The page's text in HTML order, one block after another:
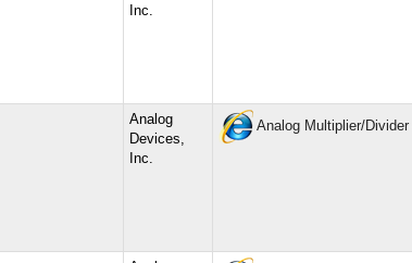
Inc.
Analog
Devices,
Inc.
Analog Multiplier/